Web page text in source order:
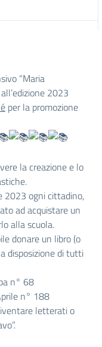
“Maria
2023
per la promozione
la creazione e lo
2023 ogni cittadino,
ad acquistare un
alla scuola.
donare un libro (o
disposizione di tutti
n° 68
n° 188
letterati o